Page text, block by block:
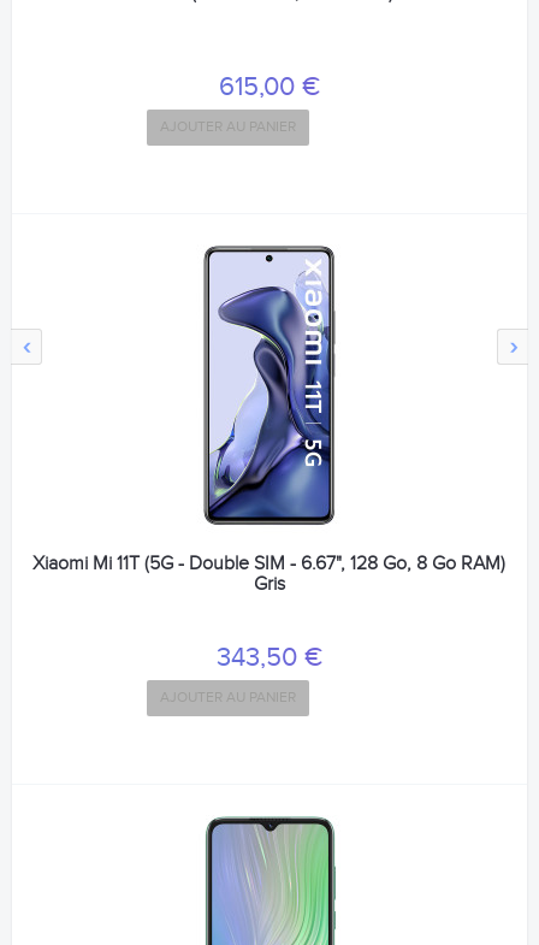
‹ ›
615,00 €
AJOUTER AU PANIER
Xiaomi Mi 11T (5G - Double SIM - 6.67", 128 Go, 8 Go RAM)
Gris
343,50 €
AJOUTER AU PANIER